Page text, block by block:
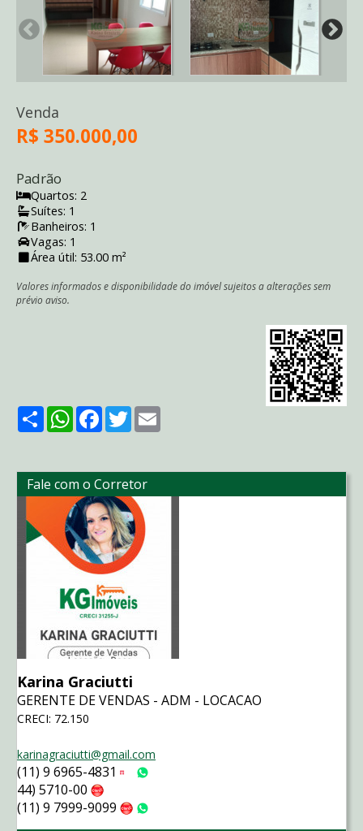
Venda
R$ 350.000,00
Padrão
Quartos: 2
Suítes: 1
Banheiros: 1
Vagas: 1
Área útil: 53.00 m²
Valores informados e disponibilidade do imóvel sujeitos a alterações sem
prévio aviso.
ShareWhatsApp
Facebook
Twitter
Fale com o Corretor
Karina Graciutti
GERENTE DE VENDAS - ADM - LOCACAO
CRECI: 72.150
karinagraciutti@gmail.com
(11) 9 6965-4831 Tim
44) 5710-00
(11) 9 7999-9099 Claro